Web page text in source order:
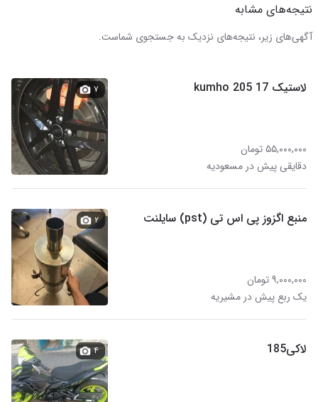
نتیجه‌های مشابه
آگهی‌های زیر، نتیجه‌های نزدیک به جستجوی شماست.
لاستیک kumho 205 17
۵۵,۰۰۰,۰۰۰ تومان
دقایقی پیش در مسعودیه
۷
منبع اگزوز پی اس تی (pst) سایلنت
۹,۰۰۰,۰۰۰ تومان
یک ربع پیش در مشیریه
۲
لاکی185 ۴